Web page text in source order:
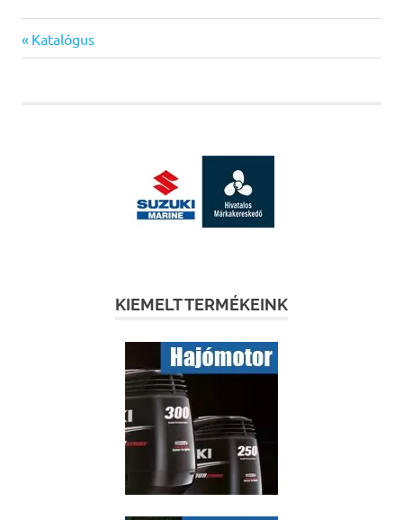
Bejegyzés
Previous
Post:
Katalógus
KIEMELT TERMÉKEINK